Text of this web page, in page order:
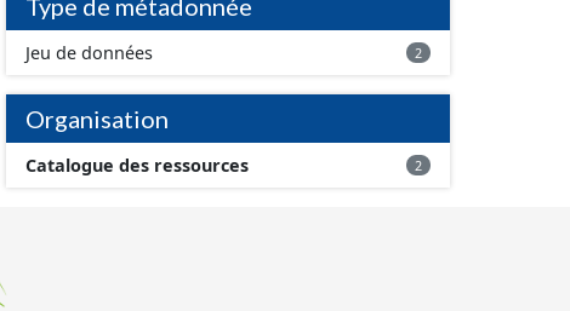
Type de métadonnée
Jeu de données 2
Organisation
Catalogue des ressources 2